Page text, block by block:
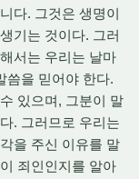
다. 그것은 생명이
기는 것이다. 그러
서는 우리는 날마
씀을 믿어야 한다.
있으며, 그분이 말
. 그러므로 우리는
을 주신 이유를 말
죄인인지를 알아